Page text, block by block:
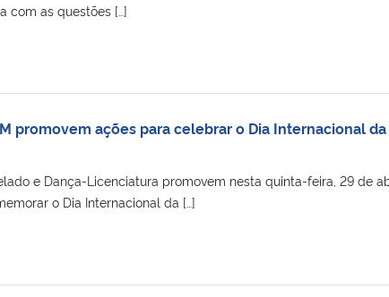
com as questões […]
promovem ações para celebrar o Dia Internacional da
e Dança-Licenciatura promovem nesta quinta-feira, 29 de
o Dia Internacional da […]